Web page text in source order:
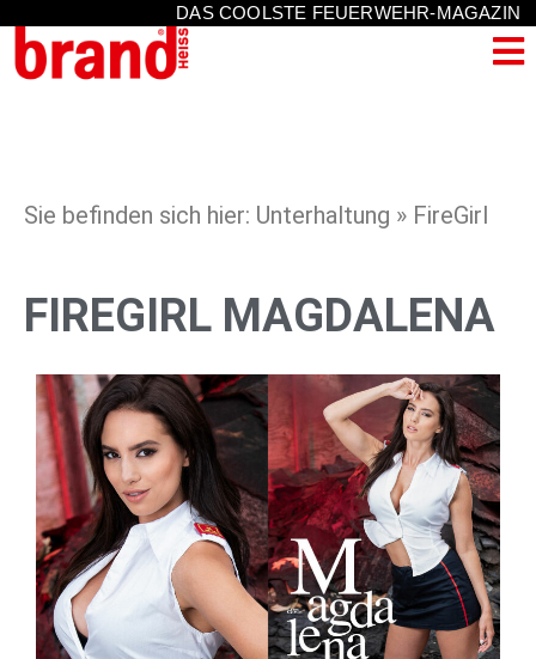
DAS COOLSTE FEUERWEHR-MAGAZIN
Sie befinden sich hier: Unterhaltung » FireGirl
FIREGIRL MAGDALENA